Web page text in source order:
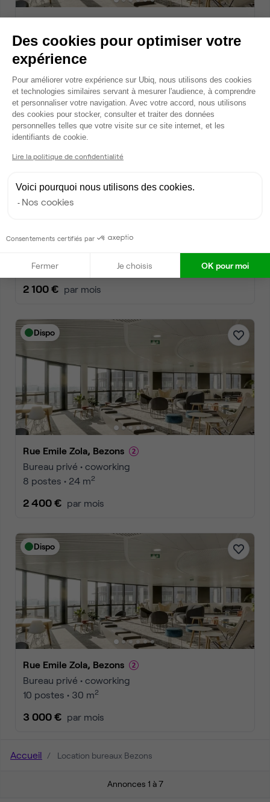
Bureau privé • coworking
5 postes • 15 m
1 500 € par mois
Dispo
Rue Emile Zola, Bezons
7 postes • 21 m
2 100 € par mois
Dispo
Rue Emile Zola, Bezons
Bureau privé • coworking
8 postes • 24 m2
2 400 € par mois
Dispo
Rue Emile Zola, Bezons
Bureau privé • coworking
10 postes • 30 m2
3 000 € par mois
Accueil Location bureaux Bezons
Annonces 1 à 7
Des cookies pour optimiser votre
expérience
Plateforme de Gestion du
Pour améliorer votre expérience sur Ubiq, nous utilisons des cookies
et technologies similaires servant à mesurer l'audience, à comprendre
et personnaliser votre navigation. Avec votre accord, nous utilisons
des cookies pour stocker, consulter et traiter des données
personnelles telles que votre visite sur ce site internet, et les
identifiants de cookie.
Lire la politique de confidentialité
Voici pourquoi nous utilisons des cookies.
Nos cookies
Consentements certifiés par
Fermer Je choisis OK pour moi